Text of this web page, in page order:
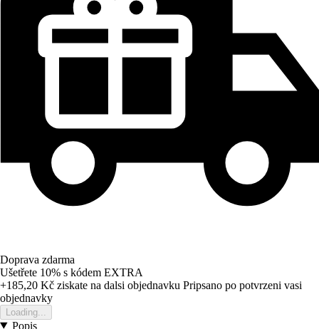
Doprava zdarma
Ušetřete 10% s kódem EXTRA
+185,20 Kč ziskate na dalsi objednavku Pripsano po potvrzeni vasi
objednavky
Loading...
Popis